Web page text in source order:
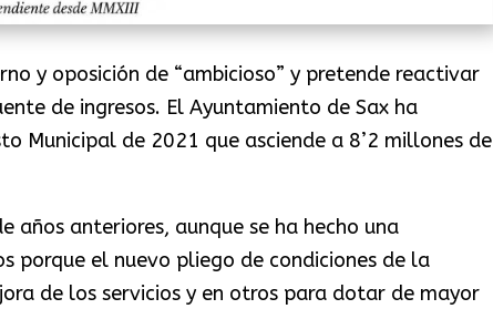
y oposición de “ambicioso” y pretende reactivar
de ingresos. El Ayuntamiento de Sax ha
Municipal de 2021 que asciende a 8’2 millones de
años anteriores, aunque se ha hecho una
porque el nuevo pliego de condiciones de la
de los servicios y en otros para dotar de mayor